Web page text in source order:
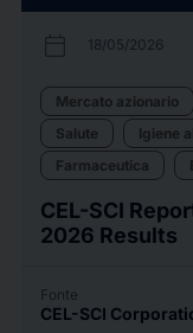
calendar_today 18/05/2026
Mercato azionario
Salute
Igiene
Farmaceutica
CEL-SCI
2026 Results
Fonte
CEL-SCI